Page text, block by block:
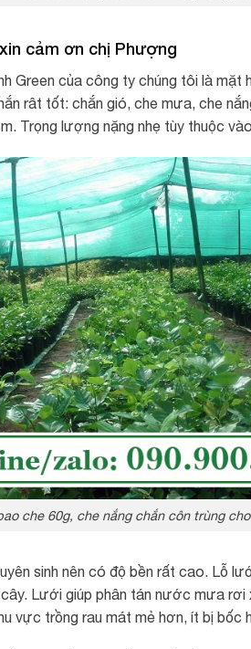
xin cảm ơn chị Phượng
Green của công ty chúng tôi là mặt
rât tốt: chắn gió, che mưa, che
Trọng lượng nặng nhẹ tùy thuộc
che 60g, che nắng chắn côn trùng
sinh nên có độ bền rất cao. Lỗ
Lưới giúp phân tán nước mưa rơi
vực trồng rau mát mẻ hơn, ít bị bốc